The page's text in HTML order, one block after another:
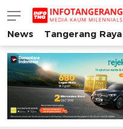
INFO TANGERANG
Media Kaum
News Tangerang Raya